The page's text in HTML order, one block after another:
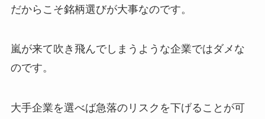
だからこそ銘柄選びが大事なのです。
嵐が来て吹き飛んでしまうような企業ではダメな
のです。
大手企業を選べば急落のリスクを下げることが可